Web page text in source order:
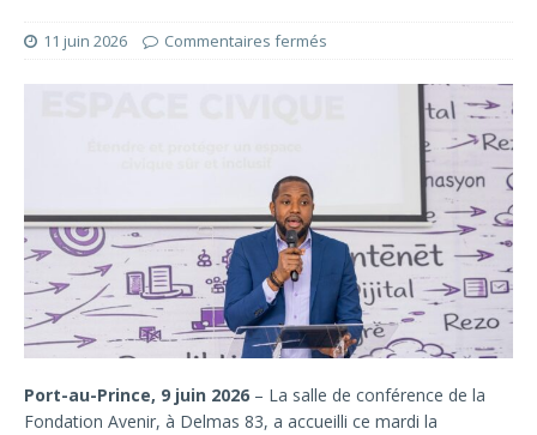
11 juin 2026 Commentaires fermés
Port-au-Prince, 9 juin 2026 – La salle de conférence de la
Fondation Avenir, à Delmas 83, a accueilli ce mardi la